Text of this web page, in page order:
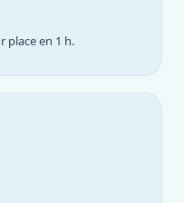
place en 1 h.